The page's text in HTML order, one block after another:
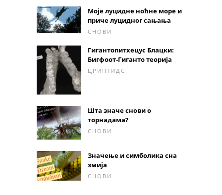
Моје луцидне ноћне море и
приче луцидног сањања
СНОВИ
Гигантопитхецус Блацки:
Бигфоот-Гиганто теорија
ЦРИПТИДС
Шта значе снови о
торнадама?
СНОВИ
Значење и симболика сна
змија
СНОВИ